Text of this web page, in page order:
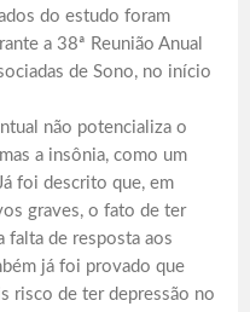
do estudo foram
a 38ª Reunião Anual
de Sono, no início
não potencializa o
a insônia, como um
foi descrito que, em
graves, o fato de ter
falta de resposta aos
já foi provado que
risco de ter depressão no